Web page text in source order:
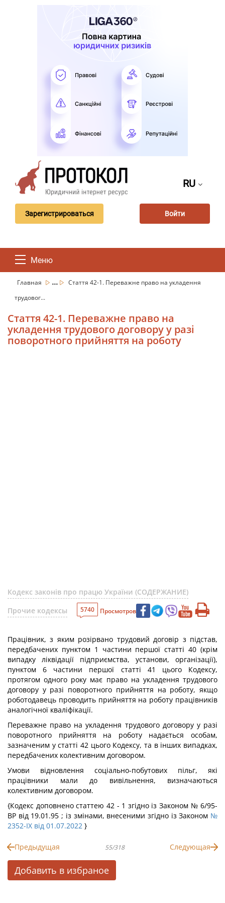
RU
Зарегистрироваться Войти
Меню
Главная ...
Стаття 42-1. Переважне право на укладення
трудовог...
Стаття 42-1. Переважне право на
укладення трудового договору у разі
поворотного прийняття на роботу
Кодекс законів про працю України (СОДЕРЖАНИЕ)
Прочие кодексы
5740 Просмотров
Працівник, з яким розірвано трудовий договір з підстав,
передбачених пунктом 1 частини першої статті 40 (крім
випадку ліквідації підприємства, установи, організації),
пунктом 6 частини першої статті 41 цього Кодексу,
протягом одного року має право на укладення трудового
договору у разі поворотного прийняття на роботу, якщо
роботодавець проводить прийняття на роботу працівників
аналогічної кваліфікації.
Переважне право на укладення трудового договору у разі
поворотного прийняття на роботу надається особам,
зазначеним у статті 42 цього Кодексу, та в інших випадках,
передбачених колективним договором.
Умови відновлення соціально-побутових пільг, які
працівники мали до вивільнення, визначаються
колективним договором.
{Кодекс доповнено статтею 42 - 1 згідно із Законом № 6/95-
ВР від 19.01.95 ; із змінами, внесеними згідно із Законом №
2352-IX від 01.07.2022 }
Предыдущая 55/318 Следующая
Добавить в избраное